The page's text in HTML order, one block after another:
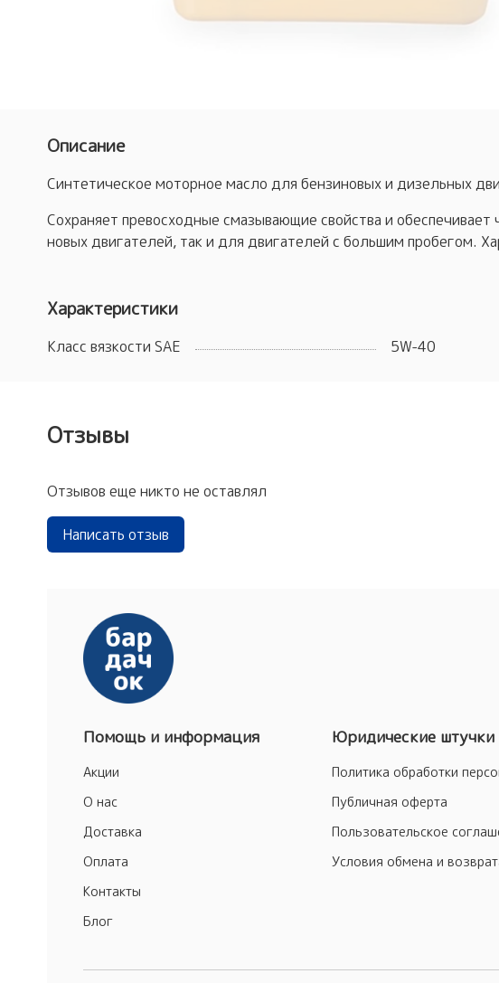
Описание
Синтетическое моторное масло для бензиновых и дизельных
Сохраняет превосходные смазывающие свойства и
новых двигателей, так и для двигателей с большим пробегом.
Характеристики
Класс вязкости SAE 5W-40
Отзывы
Отзывов еще никто не оставлял
Написать отзыв
Помощь и информация
Акции
О нас
Доставка
Оплата
Контакты
Блог
Юридические штучки
Политика обработки
Публичная оферта
Пользовательское
Условия обмена и